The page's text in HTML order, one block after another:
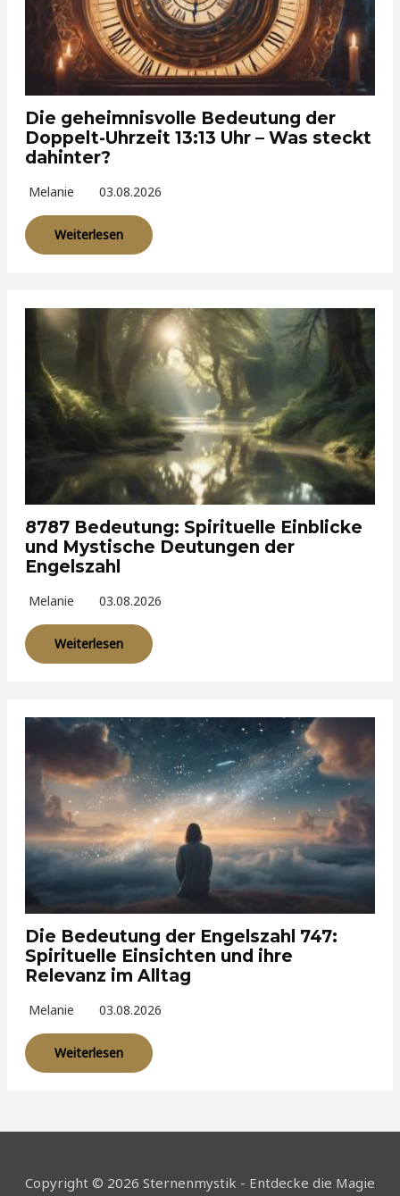
Die geheimnisvolle Bedeutung der
Doppelt-Uhrzeit 13:13 Uhr – Was steckt
dahinter?
Melanie 03.08.2026
Weiterlesen
8787 Bedeutung: Spirituelle Einblicke
und Mystische Deutungen der
Engelszahl
Melanie 03.08.2026
Weiterlesen
Die Bedeutung der Engelszahl 747:
Spirituelle Einsichten und ihre
Relevanz im Alltag
Melanie 03.08.2026
Weiterlesen
Copyright © 2026 Sternenmystik - Entdecke die Magie